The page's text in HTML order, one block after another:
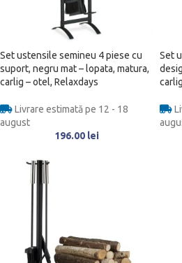
Set ustensile semineu 4 piese cu
suport, negru mat – lopata, matura,
carlig – otel, Relaxdays
Livrare estimată pe 12 - 18
august
196.00 lei
Set